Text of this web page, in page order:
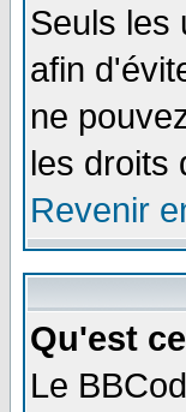
Seuls les
afin
ne
les droits
Revenir
Qu'est
Le